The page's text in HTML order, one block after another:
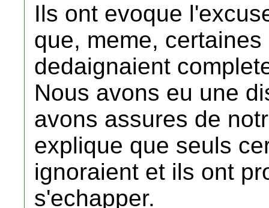
Ils ont evoque
que, meme,
dedaignaient
Nous avons eu une
avons assures de
explique que seuls
ignoraient et ils ont
s'echapper.